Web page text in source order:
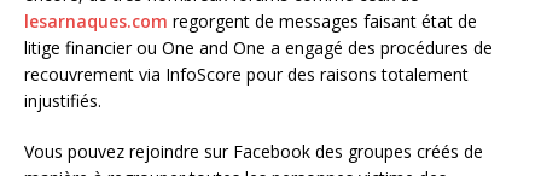
lesarnaques.com regorgent de messages faisant état de
litige financier ou One and One a engagé des procédures de
recouvrement via InfoScore pour des raisons totalement
injustifiés.
Vous pouvez rejoindre sur Facebook des groupes créés de